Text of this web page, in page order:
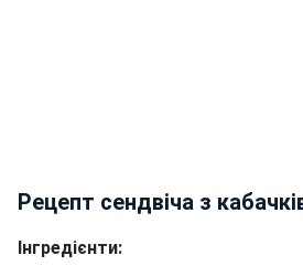
Рецепт сендвіча з
Інгредієнти: